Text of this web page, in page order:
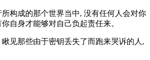
构成的那个世界当中, 没有任何人会对你
自身才能够对自己负起责任来。
见那些由于密钥丢失了而跑来哭诉的人,